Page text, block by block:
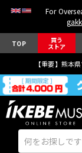
For
TOP 買う
ストア
【重要】熊本